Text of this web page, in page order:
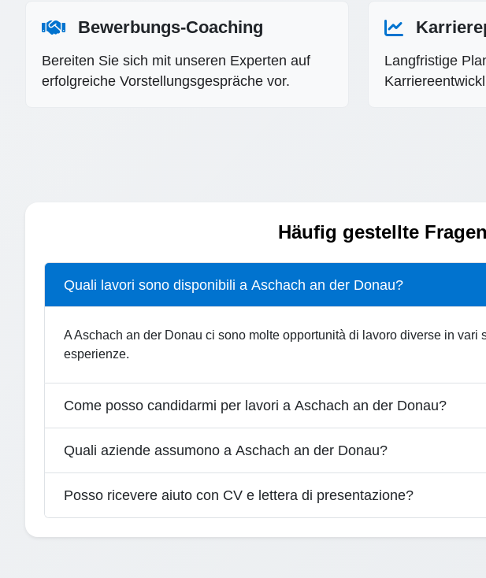
Bewerbungs-Coaching
Bereiten Sie sich mit unseren Experten auf
erfolgreiche Vorstellungsgespräche vor.
Langfristige
Häufig gestellte
Quali lavori sono disponibili a Aschach an der Donau?
A Aschach an der Donau ci sono molte opportunità di lavoro diverse in
esperienze.
Come posso candidarmi per lavori a Aschach an der Donau?
Quali aziende assumono a Aschach an der Donau?
Posso ricevere aiuto con CV e lettera di presentazione?